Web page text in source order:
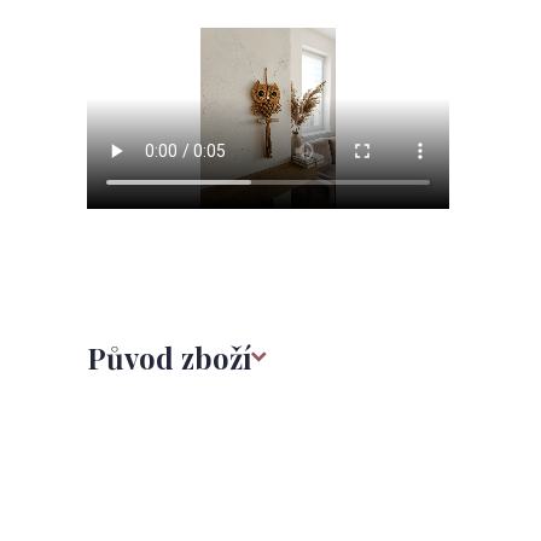
Původ zboží